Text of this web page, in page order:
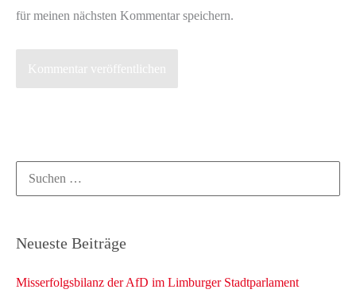
für meinen nächsten Kommentar speichern.
Suchen
nach:
Neueste Beiträge
Misserfolgsbilanz der AfD im Limburger Stadtparlament